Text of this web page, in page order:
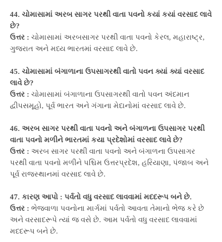
44. ચોમાસામાં અરબ સાગર પરથી વાતા પવનો કયાં કયાં વરસાદ લાવે
છે?
ઉત્તર : ચોમાસામાં અરબસાગર પરથી વાતા પવનો કેરલ, મહારાષ્ટ્ર,
ગુજરાત અને મધ્ય ભારતમાં વરસાદ લાવે છે.
45. ચોમાસામાં બંગાળાના ઉપસાગરથી વાતો પવન ક્યાં ક્યાં વરસાદ
લાવે છે?
ઉત્તર : ચોમાસામાં બંગાળાના ઉપસાગરથી વાતો પવન અંદમાન
દ્વીપસમૂહો, પૂર્વ ભારત અને ગંગાના મેદાનોમાં વરસાદ લાવે છે.
46. અરબ સાગર પરથી વાતા પવનો અને બંગાળના ઉપસાગર પરથી
વાતા પવનો મળીને ભારતમાં કયા પ્રદેશોમાં વરસાદ લાવે છે?
ઉત્તર : અરબ સાગર પરથી વાતા પવનો અને બંગાળના ઉપસાગર
પરથી વાતા પવનો મળીને પશ્ચિમ ઉત્તરપ્રદેશ, હરિયાણા, પંજાબ અને
પૂર્વ રાજસ્થાનમાં વરસાદ લાવે છે.
47. કારણ આપો : પર્વતો વધુ વરસાદ લાવવામાં મદદરૂપ બને છે.
ઉત્તર : ભેજવાળા પવનોના માર્ગમાં પર્વતો આવતા તેમાનો ભેજ કરે છે
અને વરસાદરૂપે ત્યાં જ વસે છે. આમ પર્વતો વધુ વરસાદ લાવવામાં
મદદરૂપ બને છે.